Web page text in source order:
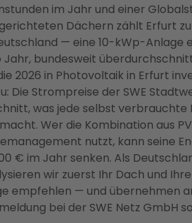
im Jahr und einer
Dächern zählt Erfurt
— eine 10-kWp-Anlage
bundesweit
2026 in Photovoltaik in Erfurt
Die Strompreise der SWE
was jede selbst verbrauchte
Wer die Kombination aus
nutzt, kann seine
€ im Jahr senken. Als
wir zuerst Ihr Dach und
empfehlen — und übernehmen
bei der SWE Netz GmbH